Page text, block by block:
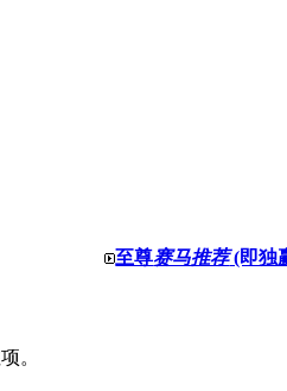
至尊赛马推荐(即独
。